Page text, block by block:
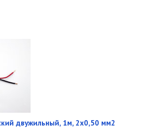
двужильный, 1м, 2x0,50 мм2